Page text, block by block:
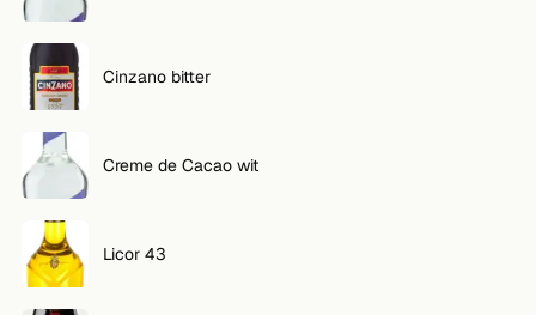
Cinzano bitter
Creme de Cacao wit
Licor 43